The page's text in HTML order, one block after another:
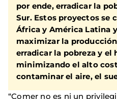
por ende, erradicar la
Sur. Estos proyectos se
África y América Latina
maximizar la
erradicar la pobreza y el
minimizando el alto
contaminar el aire, el
“Comer no es ni un